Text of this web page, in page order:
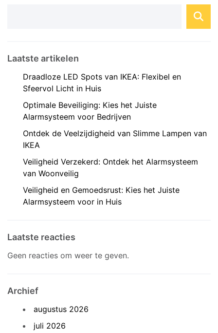
prijzen van domotica systemen en waar moet u
Laatste artikelen
Draadloze LED Spots van IKEA: Flexibel en
Sfeervol Licht in Huis
Optimale Beveiliging: Kies het Juiste
Alarmsysteem voor Bedrijven
Ontdek de Veelzijdigheid van Slimme Lampen van
IKEA
Veiligheid Verzekerd: Ontdek het Alarmsysteem
van Woonveilig
Veiligheid en Gemoedsrust: Kies het Juiste
Alarmsysteem voor in Huis
Laatste reacties
Geen reacties om weer te geven.
Archief
augustus 2026
juli 2026